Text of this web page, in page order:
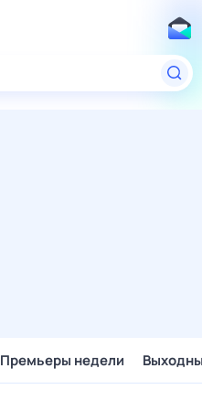
Премьеры недели